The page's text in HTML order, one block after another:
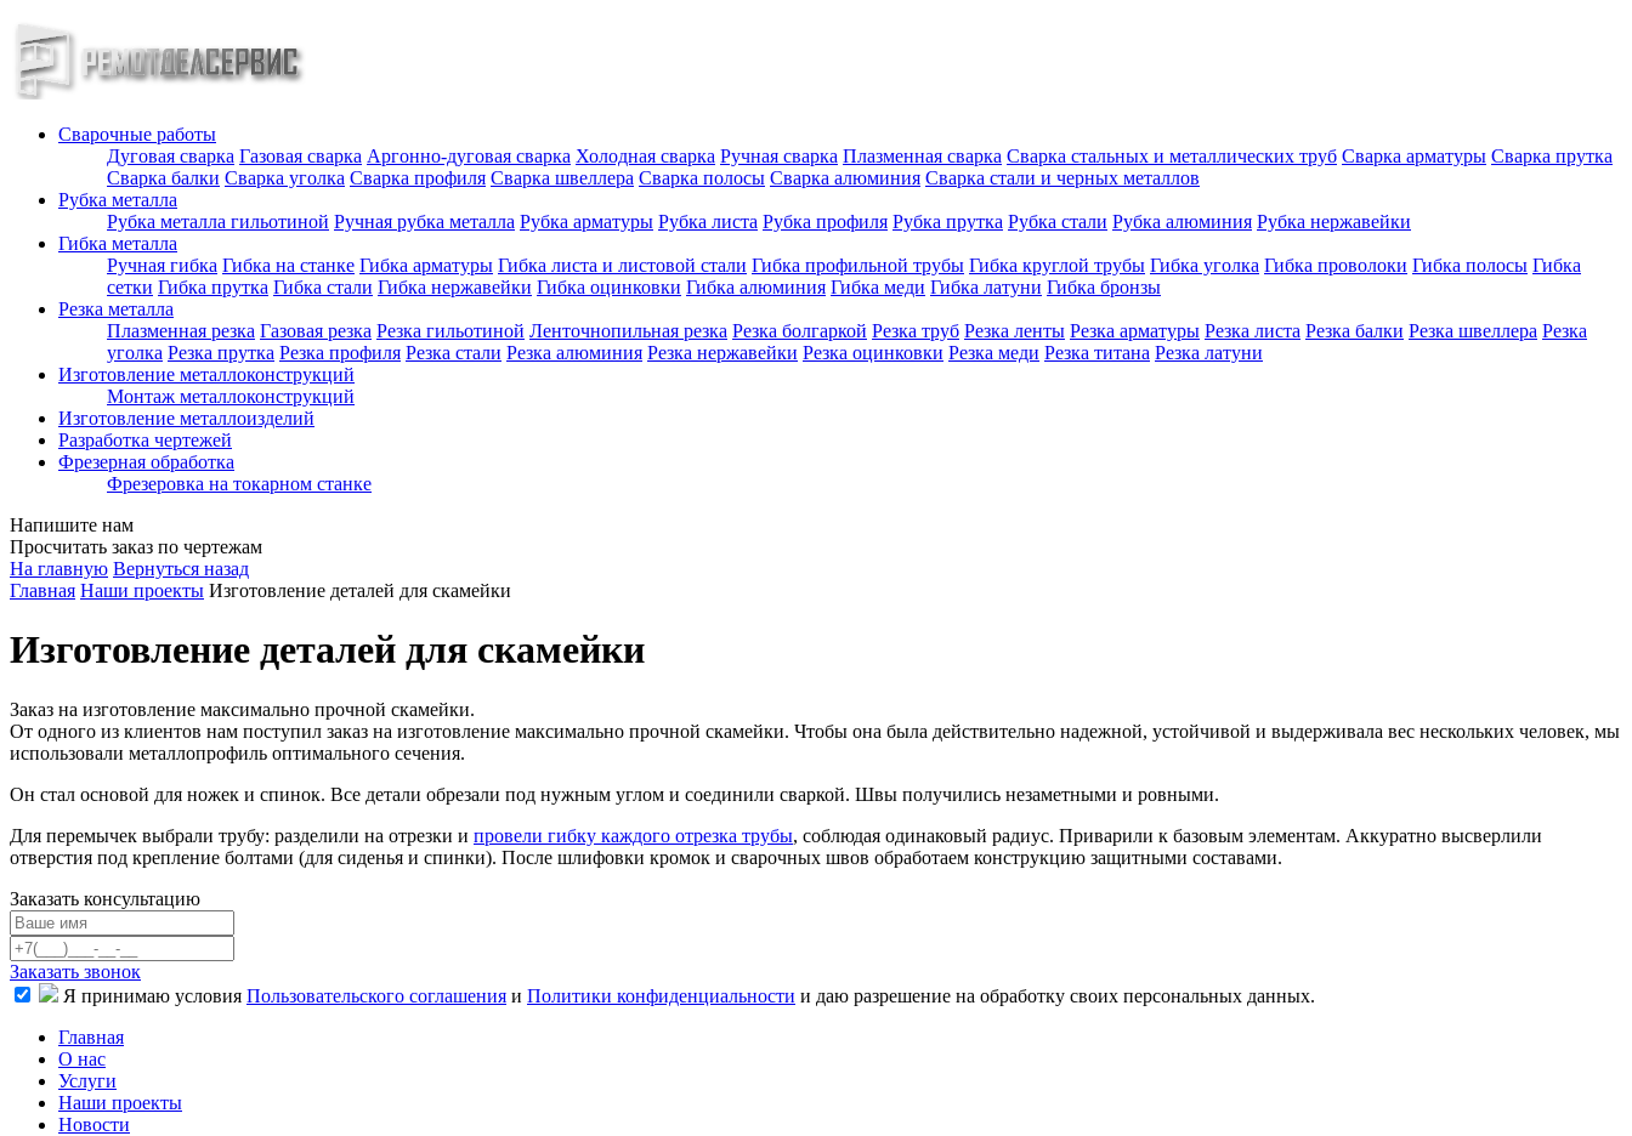
Сварочные работы
Дуговая сварка Газовая сварка Аргонно-дуговая сварка Холодная сварка Ручная сварка Плазменная сварка Сварка стальных и металлических труб Сварка арматуры Сварка прутка
Сварка балки Сварка уголка Сварка профиля Сварка швеллера Сварка полосы Сварка алюминия Сварка стали и черных металлов
Рубка металла
Рубка металла гильотиной Ручная рубка металла Рубка арматуры Рубка листа Рубка профиля Рубка прутка Рубка стали Рубка алюминия Рубка нержавейки
Гибка металла
Ручная гибка Гибка на станке Гибка арматуры Гибка листа и листовой стали Гибка профильной трубы Гибка круглой трубы Гибка уголка Гибка проволоки Гибка полосы Гибка
сетки Гибка прутка Гибка стали Гибка нержавейки Гибка оцинковки Гибка алюминия Гибка меди Гибка латуни Гибка бронзы
Резка металла
Плазменная резка Газовая резка Резка гильотиной Ленточнопильная резка Резка болгаркой Резка труб Резка ленты Резка арматуры Резка листа Резка балки Резка швеллера Резка
уголка Резка прутка Резка профиля Резка стали Резка алюминия Резка нержавейки Резка оцинковки Резка меди Резка титана Резка латуни
Изготовление металлоконструкций
Монтаж металлоконструкций
Изготовление металлоизделий
Разработка чертежей
Фрезерная обработка
Фрезеровка на токарном станке
Напишите нам
Просчитать заказ по чертежам
На главную Вернуться назад
Главная Наши проекты Изготовление деталей для скамейки
Изготовление деталей для скамейки
Заказ на изготовление максимально прочной скамейки.
От одного из клиентов нам поступил заказ на изготовление максимально прочной скамейки. Чтобы она была действительно надежной, устойчивой и выдерживала вес нескольких человек, мы
использовали металлопрофиль оптимального сечения.
Он стал основой для ножек и спинок. Все детали обрезали под нужным углом и соединили сваркой. Швы получились незаметными и ровными.
Для перемычек выбрали трубу: разделили на отрезки и провели гибку каждого отрезка трубы, соблюдая одинаковый радиус. Приварили к базовым элементам. Аккуратно высверлили
отверстия под крепление болтами (для сиденья и спинки). После шлифовки кромок и сварочных швов обработаем конструкцию защитными составами.
Заказать консультацию
Заказать звонок
Я принимаю условия Пользовательского соглашения и Политики конфиденциальности и даю разрешение на обработку своих персональных данных.
Главная
О нас
Услуги
Наши проекты
Новости